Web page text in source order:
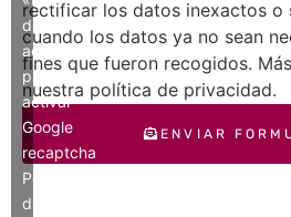
rectificar los datos inexactos o
cuando los datos ya no sean
fines que fueron recogidos.
nuestra política de privacidad.
de
acuerdo»
para
activar
Google
recaptcha
Política
de
ENVIAR